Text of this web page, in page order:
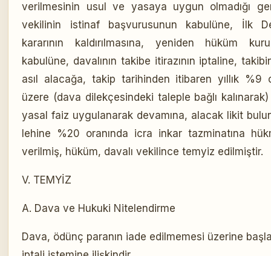
verilmesinin usul ve yasaya uygun olmadığı
vekilinin istinaf başvurusunun kabulüne, İlk
kararının kaldırılmasına, yeniden hüküm
kabulüne, davalının takibe itirazının iptaline,
asıl alacağa, takip tarihinden itibaren yıllık %9
üzere (dava dilekçesindeki taleple bağlı
yasal faiz uygulanarak devamına, alacak likit
lehine %20 oranında icra inkar tazminatına
verilmiş, hüküm, davalı vekilince temyiz edilmiştir.
V. TEMYİZ
A. Dava ve Hukuki Nitelendirme
Dava, ödünç paranın iade edilmemesi üzerine